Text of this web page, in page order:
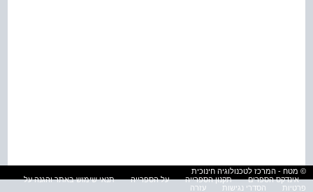
© מטח - המרכז לטכנולוגיה חינוכית
אינדקס הספרים
תקנון הספרייה על הספרייה
תנאי שימוש באתר והגנה על
פרטיות
הסדרי נגישות עזרה